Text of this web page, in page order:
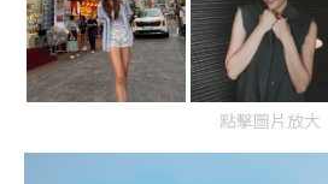
點擊圖片放大